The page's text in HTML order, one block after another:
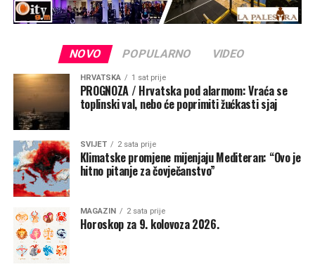
NOVO POPULARNO VIDEO
HRVATSKA 1 sat prije
PROGNOZA / Hrvatska pod alarmom: Vraća se
toplinski val, nebo će poprimiti žućkasti sjaj
SVIJET 2 sata prije
Klimatske promjene mijenjaju Mediteran: “Ovo je
hitno pitanje za čovječanstvo”
MAGAZIN 2 sata prije
Horoskop za 9. kolovoza 2026.